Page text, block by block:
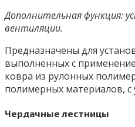
Дополнительная функция:
вентиляции.
Предназначены для
выполненных с
ковра из рулонных
полимерных материалов, с
Чердачные лестницы